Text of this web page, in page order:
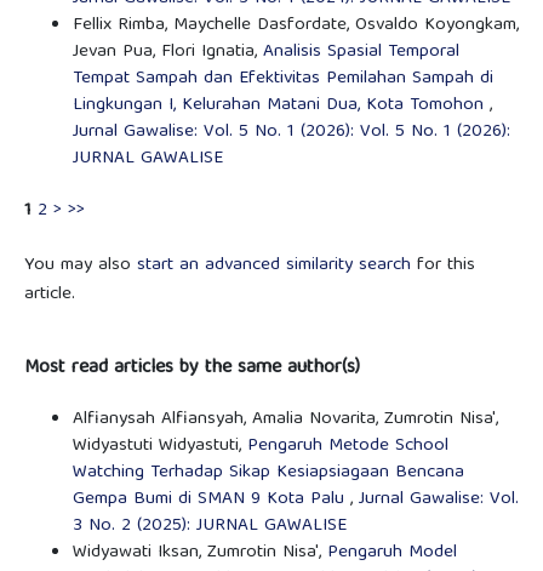
Fellix Rimba, Maychelle Dasfordate, Osvaldo Koyongkam,
Jevan Pua, Flori Ignatia,Analisis Spasial Temporal
Tempat Sampah dan Efektivitas Pemilahan Sampah di
Lingkungan I, Kelurahan Matani Dua, Kota Tomohon ,
Jurnal Gawalise: Vol. 5 No. 1 (2026): Vol. 5 No. 1 (2026):
JURNAL GAWALISE
1 2 > >>
You may also start an advanced similarity search for this
article.
Most read articles by the same author(s)
Alfianysah Alfiansyah, Amalia Novarita, Zumrotin Nisa',
Widyastuti Widyastuti, Pengaruh Metode School
Watching Terhadap Sikap Kesiapsiagaan Bencana
Gempa Bumi di SMAN 9 Kota Palu ,Jurnal Gawalise: Vol.
3 No. 2 (2025): JURNAL GAWALISE
Widyawati Iksan, Zumrotin Nisa', Pengaruh Model